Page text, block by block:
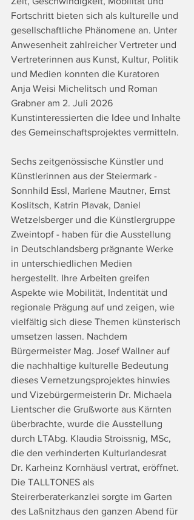
Fortschritt bieten sich als kulturelle und
gesellschaftliche Phänomene an. Unter
Anwesenheit zahlreicher Vertreter und
Vertreterinnen aus Kunst, Kultur, Politik
und Medien konnten die Kuratoren
Anja Weisi Michelitsch und Roman
Grabner am 2. Juli 2026
Kunstinteressierten die Idee und Inhalte
des Gemeinschaftsprojektes vermitteln.
Sechs zeitgenössische Künstler und
Künstlerinnen aus der Steiermark -
Sonnhild Essl, Marlene Mautner, Ernst
Koslitsch, Katrin Plavak, Daniel
Wetzelsberger und die Künstlergruppe
Zweintopf - haben für die Ausstellung
in Deutschlandsberg prägnante Werke
in unterschiedlichen Medien
hergestellt. Ihre Arbeiten greifen
Aspekte wie Mobilität, Indentität und
regionale Prägung auf und zeigen, wie
vielfältig sich diese Themen künsterisch
umsetzen lassen. Nachdem
Bürgermeister Mag. Josef Wallner auf
die nachhaltige kulturelle Bedeutung
dieses Vernetzungsprojektes hinwies
und Vizebürgermeisterin Dr. Michaela
Lientscher die Grußworte aus Kärnten
überbrachte, wurde die Ausstellung
durch LTAbg. Klaudia Stroissnig, MSc,
die den verhinderten Kulturlandesrat
Dr. Karheinz Kornhäusl vertrat, eröffnet.
Die TALLTONES als
Steirerberaterkanzlei sorgte im Garten
des Laßnitzhaus den ganzen Abend für